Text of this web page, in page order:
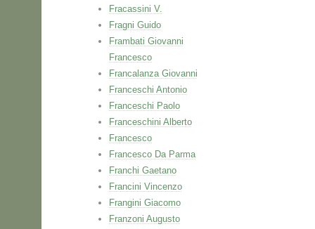
Fracassini V.
Fragni Guido
Frambati Giovanni
Francesco
Francalanza Giovanni
Franceschi Antonio
Franceschi Paolo
Franceschini Alberto
Francesco
Francesco Da Parma
Franchi Gaetano
Francini Vincenzo
Frangini Giacomo
Franzoni Augusto